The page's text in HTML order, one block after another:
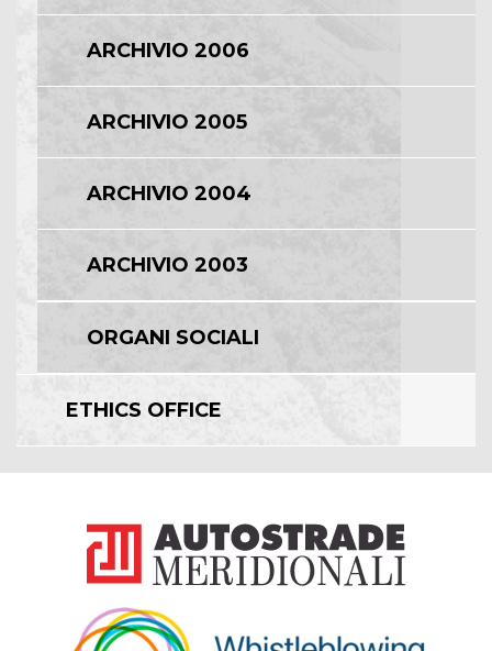
ARCHIVIO 2006
ARCHIVIO 2005
ARCHIVIO 2004
ARCHIVIO 2003
ORGANI SOCIALI
ETHICS OFFICE